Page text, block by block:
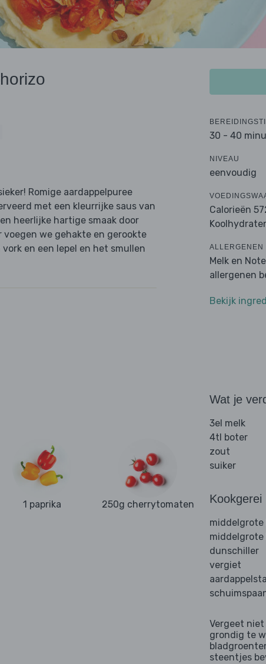
Romige aardappelpuree
met een kleurrijke saus van
heerlijke hartige smaak door
voegen we gehakte en gerookte
en een lepel en het smullen
30 - 40
NIVEAU
eenvoudig
Calorieën
ALLERGENEN
Melk en
allergenen
Bekijk
1 paprika 250g cherrytomaten
Wat je
3el melk
4tl boter
zout
suiker
Kookgerei
middelgrote
middelgrote
dunschiller
vergiet
Vergeet
grondig te
steentjes